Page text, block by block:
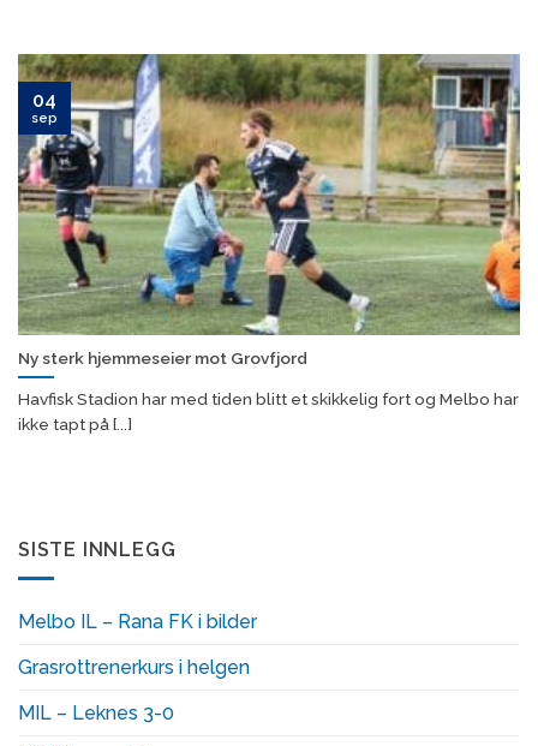
Ny sterk hjemmeseier mot Grovfjord
Havfisk Stadion har med tiden blitt et skikkelig fort og Melbo har
ikke tapt på [...]
04
sep
SISTE INNLEGG
Melbo IL – Rana FK i bilder
Grasrottrenerkurs i helgen
MIL – Leknes 3-0